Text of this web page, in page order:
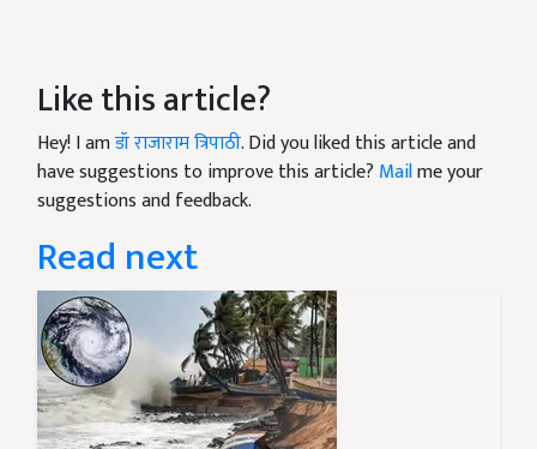
Like this article?
Hey! I amडॉ राजाराम त्रिपाठी. Did you liked this article and
have suggestions to improve this article? Mailme your
suggestions and feedback.
Read next